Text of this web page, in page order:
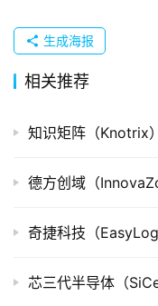
组
公
上
数
生成海报
相关推荐
知识矩阵（Knotrix
德方创域（
奇捷科技（
芯三代半导体（